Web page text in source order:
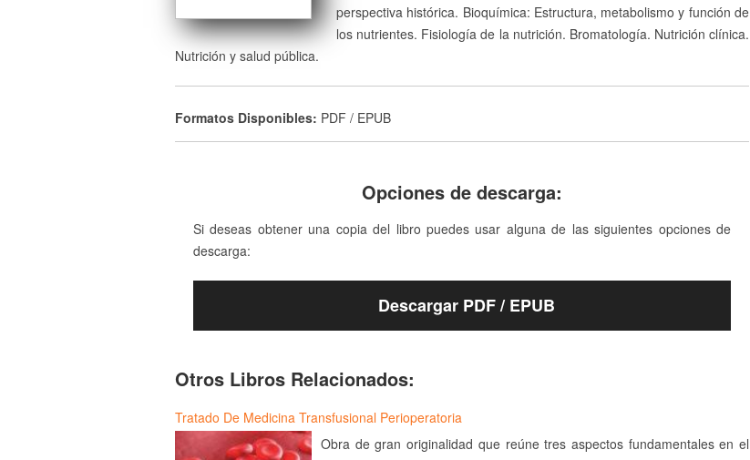
perspectiva histórica. Bioquímica: Estructura, metabolismo y función de
los nutrientes. Fisiología de la nutrición. Bromatología. Nutrición clínica.
Nutrición y salud pública.
Formatos Disponibles: PDF / EPUB
Opciones de descarga:
Si deseas obtener una copia del libro puedes usar alguna de las siguientes opciones de
descarga:
Descargar PDF / EPUB
Otros Libros Relacionados:
Tratado De Medicina Transfusional Perioperatoria
Obra de gran originalidad que reúne tres aspectos fundamentales en el